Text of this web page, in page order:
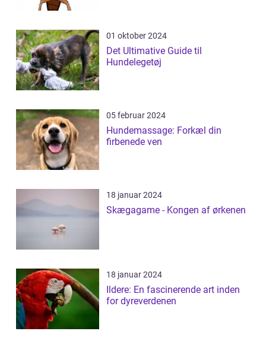
01 oktober 2024
Det Ultimative Guide til
Hundelegetøj
05 februar 2024
Hundemassage: Forkæl din
firbenede ven
18 januar 2024
Skægagame - Kongen af ørkenen
18 januar 2024
Ildere: En fascinerende art inden
for dyreverdenen